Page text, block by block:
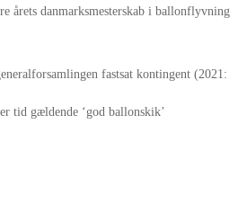
årets danmarksmesterskab i ballonflyvning
fastsat kontingent (2021:
tid gældende ‘god ballonskik’